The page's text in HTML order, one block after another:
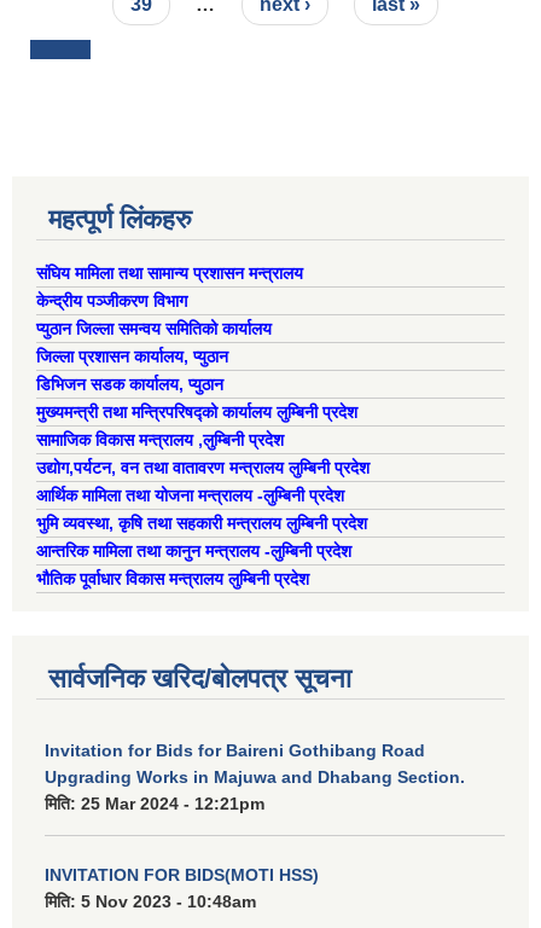
महत्पूर्ण लिंकहरु
संघिय मामिला तथा सामान्य प्रशासन मन्त्रालय
केन्द्रीय पञ्जीकरण विभाग
प्युठान जिल्ला समन्वय समितिको कार्यालय
जिल्ला प्रशासन कार्यालय, प्युठान
डिभिजन सडक कार्यालय, प्युठान
मुख्यमन्त्री तथा मन्त्रिपरिषद्को कार्यालय लुम्बिनी प्रदेश
सामाजिक विकास मन्त्रालय ,लुम्बिनी प्रदेश
उद्याेग,पर्यटन, वन तथा वातावरण मन्त्रालय लुम्बिनी प्रदेश
आर्थिक मामिला तथा योजना मन्त्रालय -लुम्बिनी प्रदेश
भुमि व्यवस्था, कृषि तथा सहकारी मन्त्रालय लुम्बिनी प्रदेश
आन्तरिक मामिला तथा कानुन मन्त्रालय -लुम्बिनी प्रदेश
भौतिक पूर्वाधार विकास मन्त्रालय लुम्बिनी प्रदेश
सार्वजनिक खरिद/बोलपत्र सूचना
Invitation for Bids for Baireni Gothibang Road
Upgrading Works in Majuwa and Dhabang Section.
मिति: 25 Mar 2024 - 12:21pm
INVITATION FOR BIDS(MOTI HSS)
मिति: 5 Nov 2023 - 10:48am